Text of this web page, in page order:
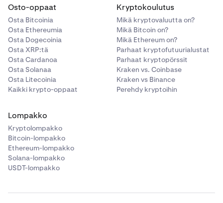
Osto-oppaat
Osta Bitcoinia
Osta Ethereumia
Osta Dogecoinia
Osta XRP:tä
Osta Cardanoa
Osta Solanaa
Osta Litecoinia
Kaikki krypto-oppaat
Kryptokoulutus
Mikä kryptovaluutta on?
Mikä Bitcoin on?
Mikä Ethereum on?
Parhaat kryptofutuurialustat
Parhaat kryptopörssit
Kraken vs. Coinbase
Kraken vs Binance
Perehdy kryptoihin
Lompakko
Kryptolompakko
Bitcoin-lompakko
Ethereum-lompakko
Solana-lompakko
USDT-lompakko